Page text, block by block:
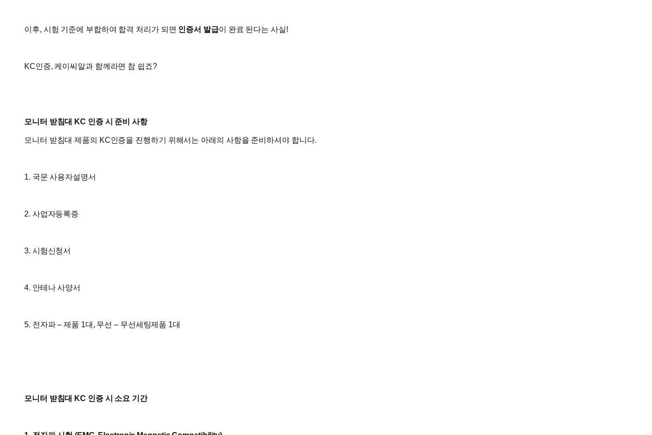
이후, 시험 기준에 부합하여 합격 처리가 되면 인증서 발급이 완료 된다는 사실!
KC인증, 케이씨알과 함께라면 참 쉽죠?
모니터 받침대 KC 인증 시 준비 사항
모니터 받침대 제품의 KC인증을 진행하기 위해서는 아래의 사항을 준비하셔야 합니다.
1. 국문 사용자설명서
2. 사업자등록증
3. 시험신청서
4. 안테나 사양서
5. 전자파 – 제품 1대, 무선 – 무선세팅제품 1대
모니터 받침대 KC 인증 시 소요 기간